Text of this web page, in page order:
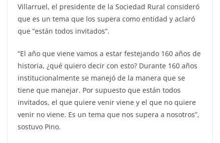
Villarruel, el presidente de la Sociedad Rural consideró
que es un tema que los supera como entidad y aclaró
que “están todos invitados”.
“El año que viene vamos a estar festejando 160 años de
historia, ¿qué quiero decir con esto? Durante 160 años
institucionalmente se manejó de la manera que se
tiene que manejar. Por supuesto que están todos
invitados, el que quiere venir viene y el que no quiere
venir no viene. Es un tema que nos supera a nosotros”,
sostuvo Pino.